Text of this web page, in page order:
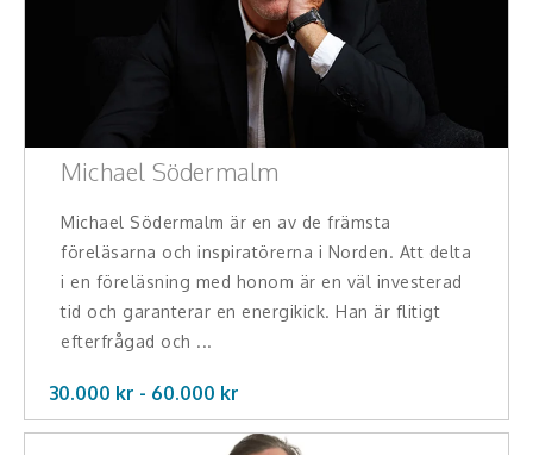
Michael Södermalm
Michael Södermalm är en av de främsta
föreläsarna och inspiratörerna i Norden. Att delta
i en föreläsning med honom är en väl investerad
tid och garanterar en energikick. Han är flitigt
efterfrågad och ...
30.000 kr - 60.000 kr